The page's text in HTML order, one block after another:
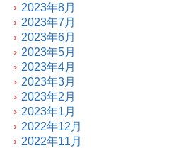
2023年8月
2023年7月
2023年6月
2023年5月
2023年4月
2023年3月
2023年2月
2023年1月
2022年12月
2022年11月